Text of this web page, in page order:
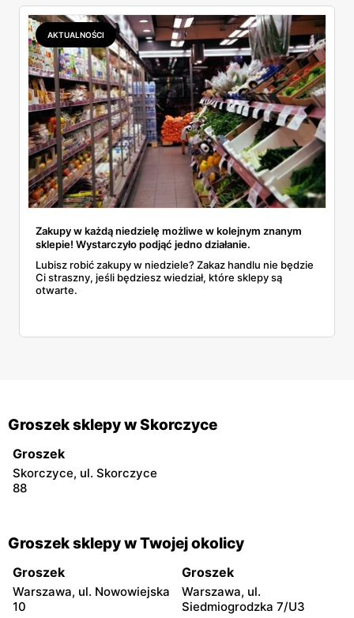
AKTUALNOŚCI
Zakupy w każdą niedzielę możliwe w kolejnym znanym
sklepie! Wystarczyło podjąć jedno działanie.
Lubisz robić zakupy w niedziele? Zakaz handlu nie będzie
Ci straszny, jeśli będziesz wiedział, które sklepy są
otwarte.
Groszek sklepy w Skorczyce
Groszek
Skorczyce, ul. Skorczyce
88
Groszek sklepy w Twojej okolicy
Groszek
Warszawa, ul. Nowowiejska
10
Groszek
Warszawa, ul.
Siedmiogrodzka 7/U3